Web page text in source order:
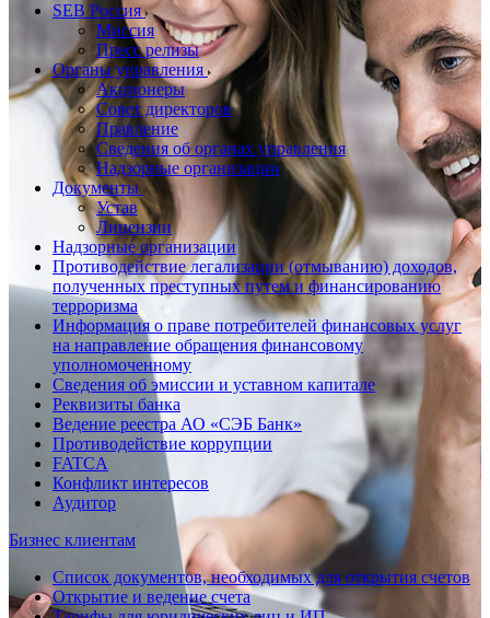
SEB Россия
Миссия
Пресс релизы
Органы управления
Акционеры
Совет директоров
Правление
Сведения об органах управления
Надзорные организации
Документы
Устав
Лицензии
Надзорные организации
Противодействие легализации (отмыванию) доходов,
полученных преступных путем и финансированию
терроризма
Информация о праве потребителей финансовых услуг
на направление обращения финансовому
уполномоченному
Сведения об эмиссии и уставном капитале
Реквизиты банка
Ведение реестра АО «СЭБ Банк»
Противодействие коррупции
FATCA
Конфликт интересов
Аудитор
Бизнес клиентам
Список документов, необходимых для открытия счетов
Открытие и ведение счета